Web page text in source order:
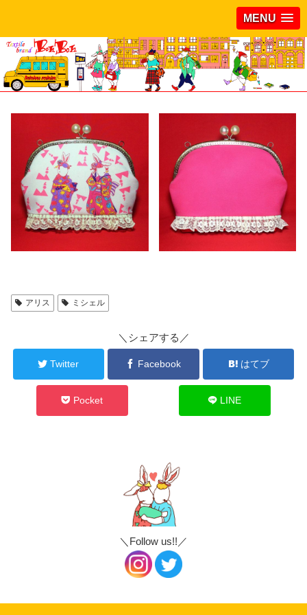
MENU
アリス ミシェル
＼シェアする／
Twitter Facebook はてブ
Pocket LINE
＼Follow us!!／